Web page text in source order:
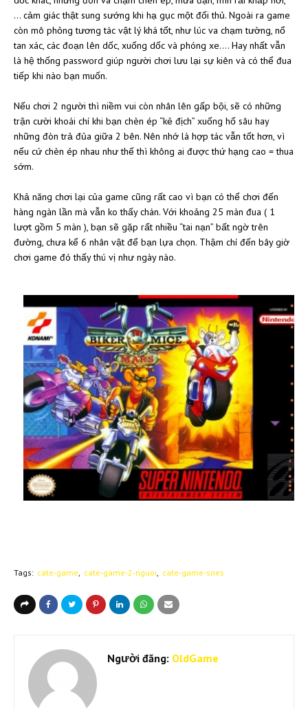
… cảm giác thật sung sướng khi hạ gục một đối thủ. Ngoài ra game
còn mô phỏng tương tác vật lý khá tốt, như lúc va chạm tường, nổ
tan xác, các đoạn lên dốc, xuống dốc và phóng xe…. Hay nhất vẫn
là hệ thống password giúp người chơi lưu lại sự kiên và có thể đua
tiếp khi nào bạn muốn.
Nếu chơi 2 người thì niềm vui còn nhân lên gấp bội, sẽ có những
trận cười khoái chí khi bạn chèn ép “kẻ địch” xuống hố sâu hay
những đòn trả đủa giữa 2 bên. Nên nhớ là hợp tác vẫn tốt hơn, vì
nếu cứ chèn ép nhau như thế thì không ai được thứ hạng cao = thua
sớm.
Khả năng chơi lại của game cũng rất cao vì bạn có thể chơi đến
hàng ngàn lần mà vẫn ko thấy chán. Với khoảng 25 màn đua ( 1
lượt gồm 5 màn ), bạn sẽ gặp rất nhiều “tai nạn” bất ngờ trên
đường, chưa kể 6 nhân vật để bạn lựa chọn. Thậm chí đến bây giờ
chơi game đó thấy thú vị như ngày nào.
Tags: cate-game cate-game-2-nguoi cate-game-snes
Người đăng: OldGame